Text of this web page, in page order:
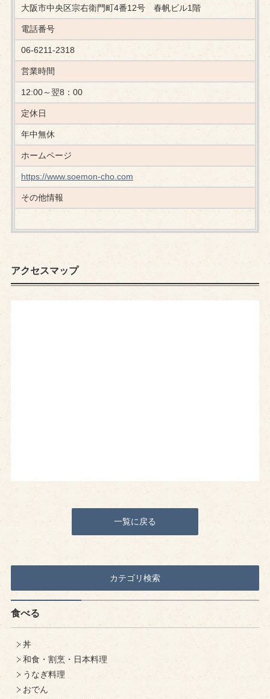
カテゴリ検索
食べる
丼
和食・割烹・日本料理
うなぎ料理
おでん
大阪市中央区宗右衛門町4番12号 春帆ビル1階
電話番号
06-6211-2318
営業時間
12:00～翌8：00
定休日
年中無休
ホームページ
https://www.soemon-cho.com
その他情報
アクセスマップ
一覧に戻る